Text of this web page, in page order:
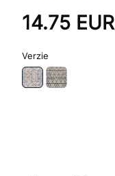
14.75 EUR
Verzie